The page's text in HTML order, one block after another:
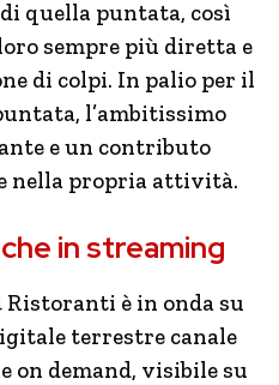
quella puntata, così
sempre più diretta e
di colpi. In palio per il
l’ambitissimo
e un contributo
nella propria attività.
in streaming
Ristoranti è in onda su
terrestre canale
on demand, visibile su